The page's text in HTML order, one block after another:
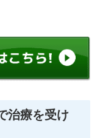
治療を受け